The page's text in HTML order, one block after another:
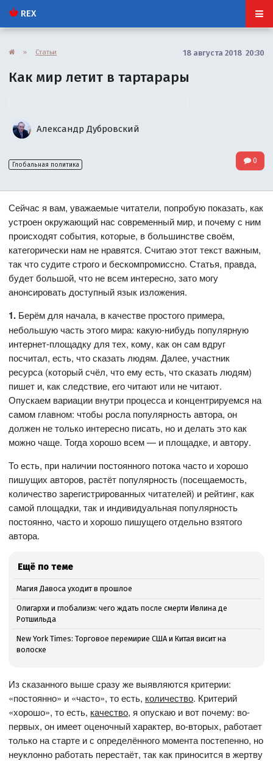
REX
» Статьи 18 августа 2018 20:30
Как мир летит в тартарары
Александр Дубровский
Глобальная политика 0
Сейчас я вам, уважаемые читатели, попробую показать, как
устроен окружающий нас современный мир, и почему с ним
происходят события, которые, в большинстве своём,
категорически нам не нравятся. Считаю этот текст важным,
так что судите строго и бескомпромиссно. Статья, правда,
будет большой, что не всем интересно, зато могу
анонсировать доступный язык изложения.
1. Берём для начала, в качестве простого примера,
небольшую часть этого мира: какую-нибудь популярную
интернет-площадку для тех, кому, как он сам вдруг
посчитал, есть, что сказать людям. Далее, участник
ресурса (который счёл, что ему есть, что сказать людям)
пишет и, как следствие, его читают или не читают.
Опускаем вариации внутри процесса и концентрируемся на
самом главном: чтобы росла популярность автора, он
должен не только интересно писать, но и делать это как
можно чаще. Тогда хорошо всем — и площадке, и автору.
То есть, при наличии постоянного потока часто и хорошо
пишущих авторов, растёт популярность (посещаемость,
количество зарегистрированных читателей) и рейтинг, как
самой площадки, так и индивидуальная популярность
постоянно, часто и хорошо пишущего отдельно взятого
автора.
Ещё по теме
Магия Давоса уходит в прошлое
Олигархи и глобализм: чего ждать после смерти Ивлина де
Ротшильда
New York Times: Торговое перемирие США и Китая висит на
волоске
Из сказанного выше сразу же выявляются критерии:
«постоянно» и «часто», то есть, количество. Критерий
«хорошо», то есть, качество, я опускаю и вот почему: во-
первых, он имеет оценочный характер, во-вторых, работает
только на старте и с определённого момента постепенно, но
неуклонно работать перестаёт, так как приносится в жертву